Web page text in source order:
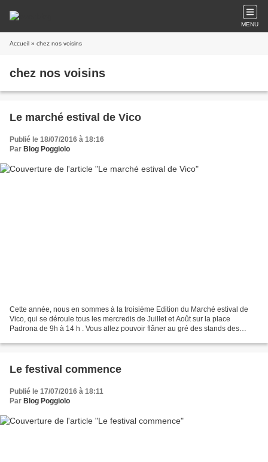
MENU
Accueil » chez nos voisins
chez nos voisins
Le marché estival de Vico
Publié le 18/07/2016 à 18:16
Par Blog Poggiolo
Cette année, nous en sommes à la troisième Edition du Marché estival de
Vico, qui se déroule tous les mercredis de Juillet et Août sur la place
Padrona de 9h à 14 h . Vous allez pouvoir flâner au gré des stands des
Le festival commence
Publié le 17/07/2016 à 18:11
Par Blog Poggiolo